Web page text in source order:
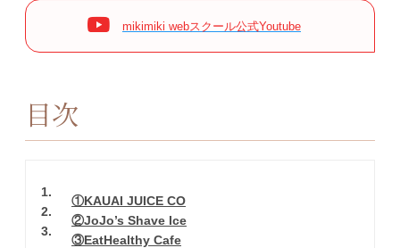
mikimiki webスクール公式Youtube
目次
1
①KAUAI JUICE CO
2
②JoJo’s Shave Ice
3
③EatHealthy Cafe